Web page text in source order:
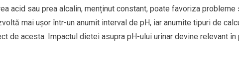
acid sau prea alcalin, menținut constant, poate favoriza probleme
mai ușor într-un anumit interval de pH, iar anumite tipuri de
de acesta. Impactul dietei asupra pH-ului urinar devine relevant în